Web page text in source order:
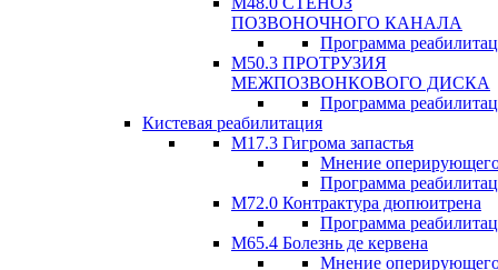
ПОЗВОНОЧНОГО КАНАЛА
Программа
М50.3 ПРОТРУЗИЯ
МЕЖПОЗВОНКОВОГО ДИСКА
Программа
Кистевая реабилитация
M17.3 Гигрома запастья
Мнение
Программа
М72.0 Контрактура дюпюитрена
Программа
M65.4 Болезнь де кервена
Мнение